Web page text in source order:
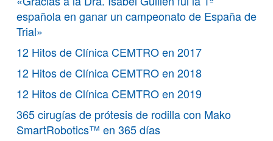
española en ganar un campeonato de España de
Trial»
12 Hitos de Clínica CEMTRO en 2017
12 Hitos de Clínica CEMTRO en 2018
12 Hitos de Clínica CEMTRO en 2019
365 cirugías de prótesis de rodilla con Mako
SmartRobotics™ en 365 días